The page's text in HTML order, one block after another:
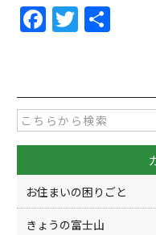
F
e
b
o
o
k
T
er
お住まいの困りごと
きょうの富士山